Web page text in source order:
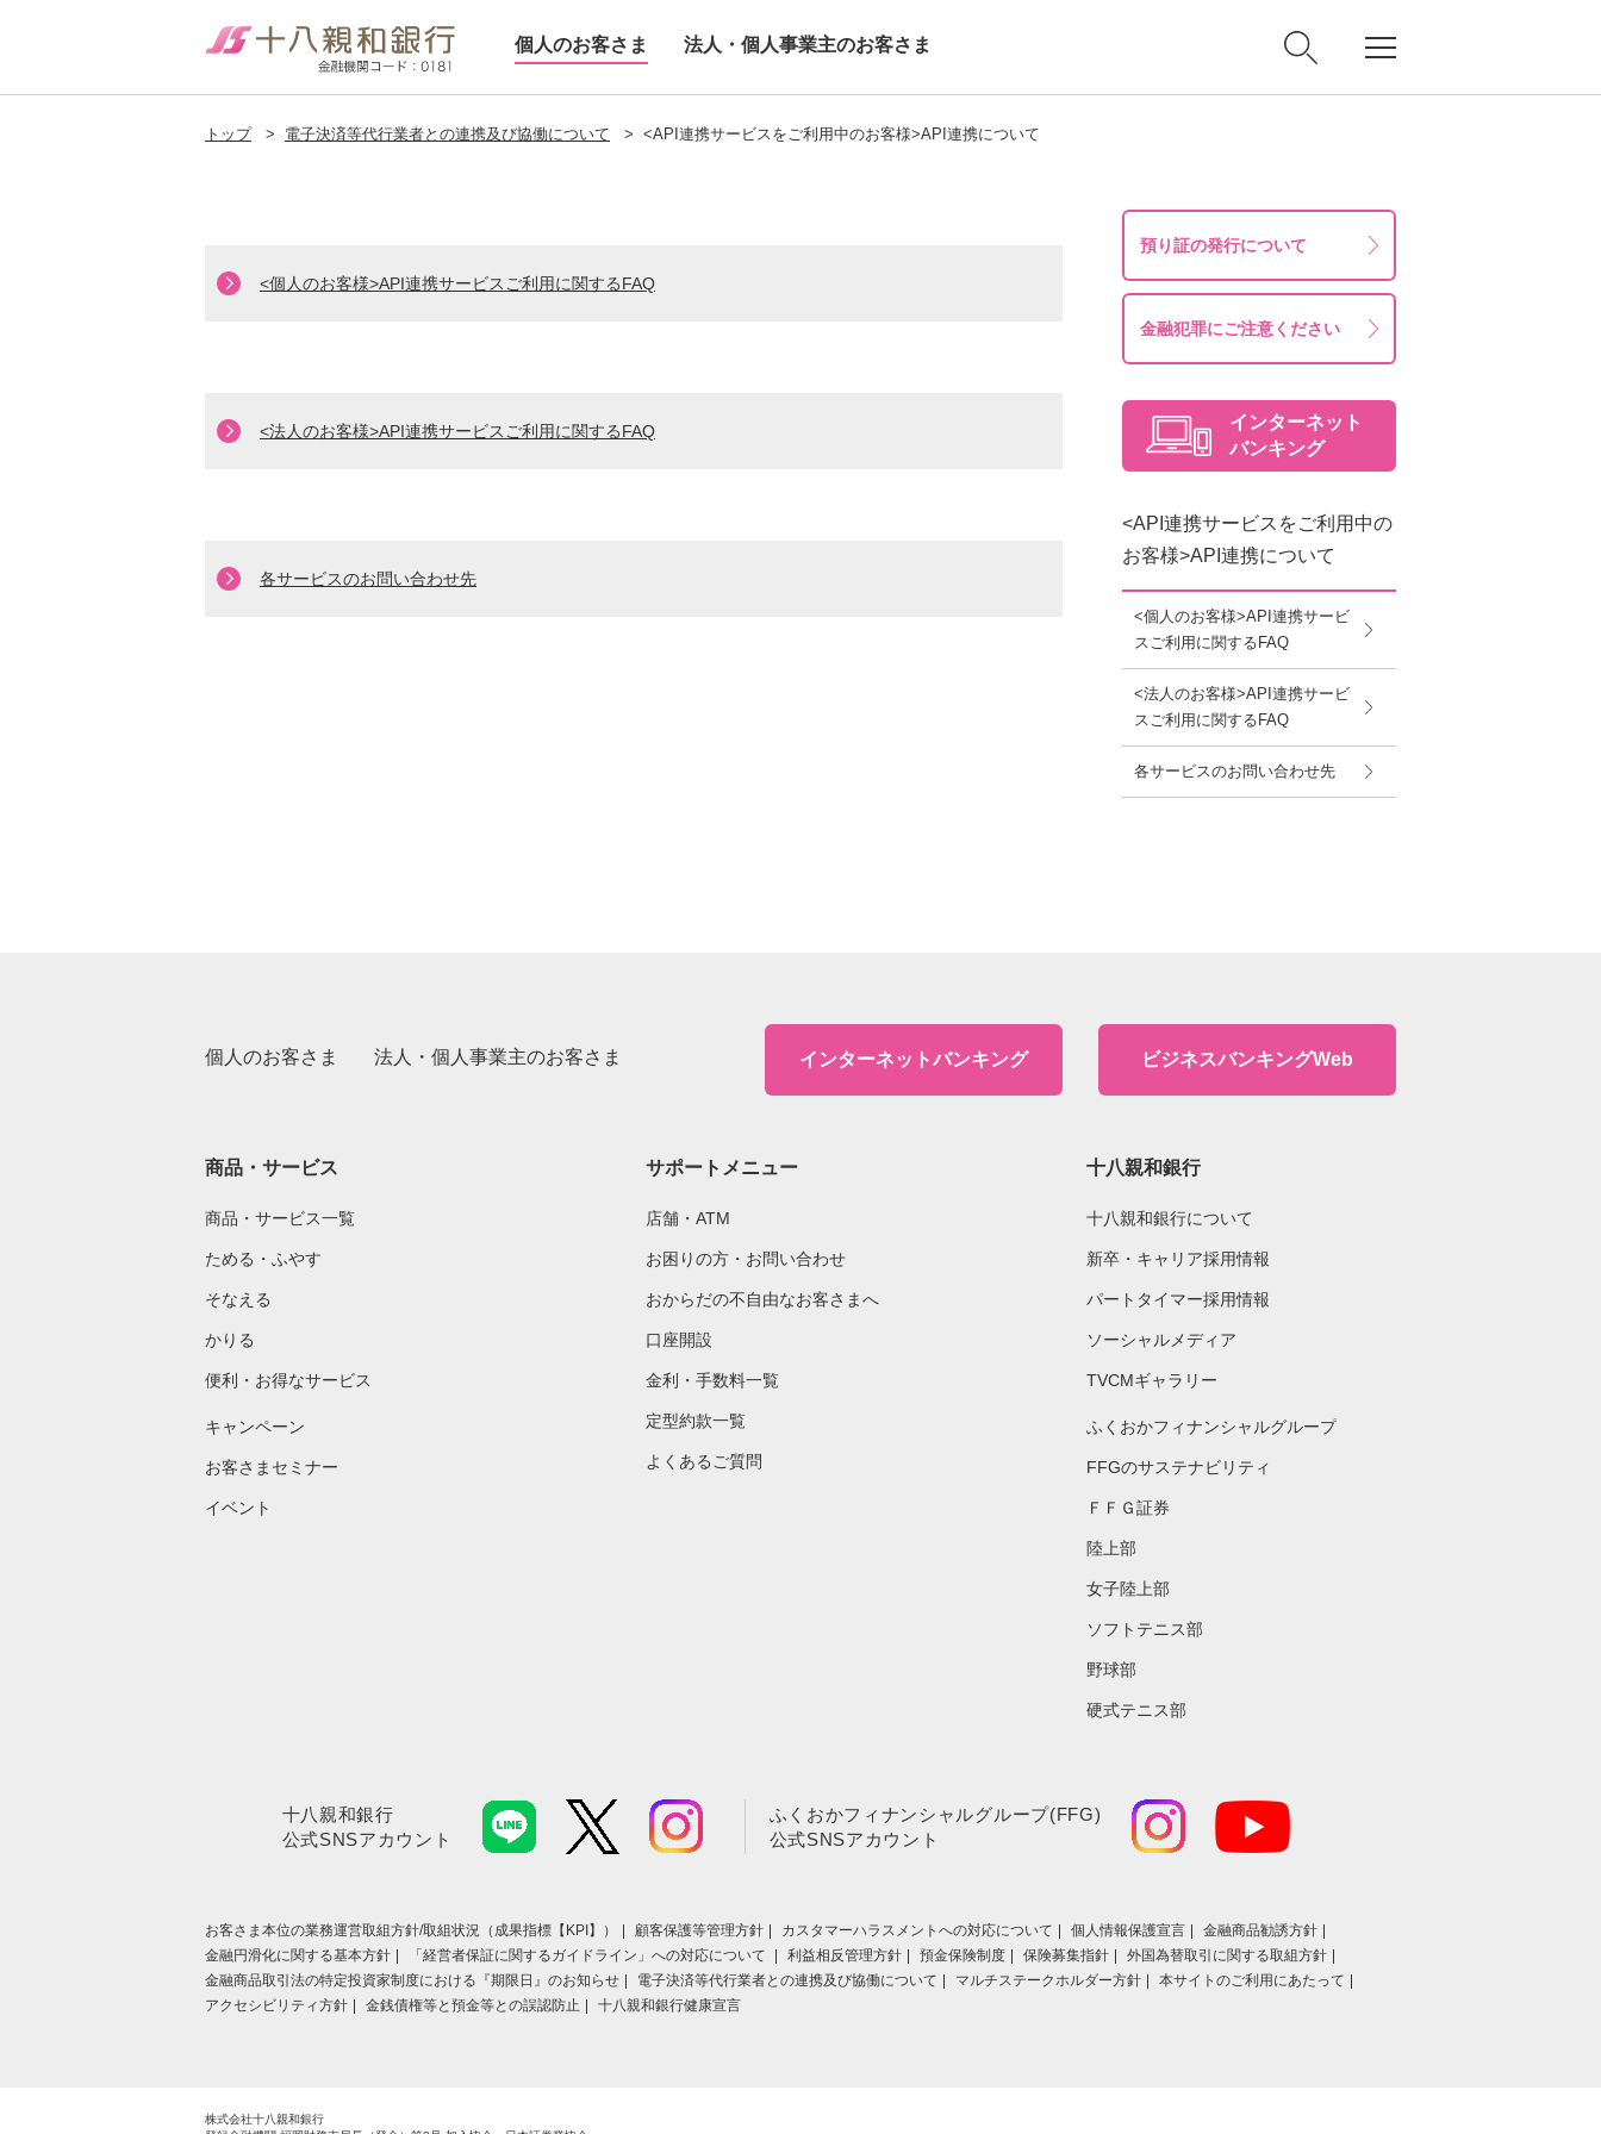
個人のお客さま 法人・個人事業主のお客さま
トップ > 電子決済等代行業者との連携及び協働について > <API連携サービスをご利用中のお客様>API連携について
<個人のお客様>API連携サービスご利用に関するFAQ
<法人のお客様>API連携サービスご利用に関するFAQ
各サービスのお問い合わせ先
預り証の発行について
金融犯罪にご注意ください
インターネット
バンキング
<API連携サービスをご利用中の
お客様>API連携について
<個人のお客様>API連携サービ
スご利用に関するFAQ
<法人のお客様>API連携サービ
スご利用に関するFAQ
各サービスのお問い合わせ先
個人のお客さま 法人・個人事業主のお客さま インターネットバンキング ビジネスバンキングWeb
商品・サービス
商品・サービス一覧
ためる・ふやす
そなえる
かりる
便利・お得なサービス
キャンペーン
お客さまセミナー
イベント
サポートメニュー
店舗・ATM
お困りの方・お問い合わせ
おからだの不自由なお客さまへ
口座開設
金利・手数料一覧
定型約款一覧
よくあるご質問
十八親和銀行
十八親和銀行について
新卒・キャリア採用情報
パートタイマー採用情報
ソーシャルメディア
TVCMギャラリー
ふくおかフィナンシャルグループ
FFGのサステナビリティ
ＦＦＧ証券
陸上部
女子陸上部
ソフトテニス部
野球部
硬式テニス部
十八親和銀行
公式SNSアカウント
ふくおかフィナンシャルグループ(FFG)
公式SNSアカウント
お客さま本位の業務運営取組⽅針/取組状況（成果指標【KPI】） 顧客保護等管理方針 カスタマーハラスメントへの対応について 個人情報保護宣言
金融商品勧誘方針
金融円滑化に関する基本方針
「経営者保証に関するガイドライン」への対応について 利益相反管理方針 預金保険制度 保険募集指針
外国為替取引に関する取組方針
金融商品取引法の特定投資家制度における『期限日』のお知らせ
電子決済等代行業者との連携及び協働について マルチステークホルダー方針
本サイトのご利用にあたって
アクセシビリティ方針
金銭債権等と預金等との誤認防止 十八親和銀行健康宣言
株式会社十八親和銀行